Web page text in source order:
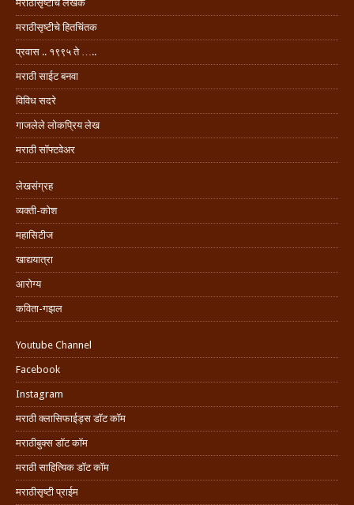
मराठीसृष्टीचे लेखक
मराठीसृष्टीचे हितचिंतक
प्रवास .. १९९५ ते …..
मराठी साईट बनवा
विविध सदरे
गाजलेले लोकप्रिय लेख
मराठी सॉफ्टवेअर
लेखसंग्रह
व्यक्ती-कोश
महासिटीज
खाद्ययात्रा
आरोग्य
कविता-गझल
Youtube Channel
Facebook
Instagram
मराठी क्लासिफाईड्स डॉट कॉम
मराठीबुक्स डॉट कॉम
मराठी साहित्यिक डॉट कॉम
मराठीसृष्टी प्राईम